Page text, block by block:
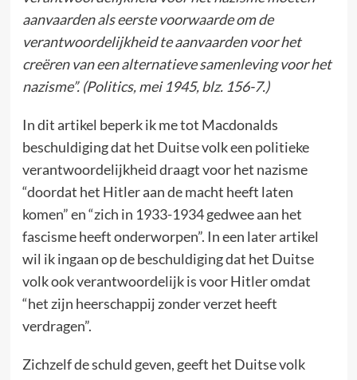
aanvaarden als eerste voorwaarde om de
verantwoordelijkheid te aanvaarden voor het
creëren van een alternatieve samenleving voor het
nazisme”. (Politics, mei 1945, blz. 156-7.)
In dit artikel beperk ik me tot Macdonalds
beschuldiging dat het Duitse volk een politieke
verantwoordelijkheid draagt voor het nazisme
“doordat het Hitler aan de macht heeft laten
komen” en “zich in 1933-1934 gedwee aan het
fascisme heeft onderworpen”. In een later artikel
wil ik ingaan op de beschuldiging dat het Duitse
volk ook verantwoordelijk is voor Hitler omdat
“het zijn heerschappij zonder verzet heeft
verdragen”.
Zichzelf de schuld geven, geeft het Duitse volk